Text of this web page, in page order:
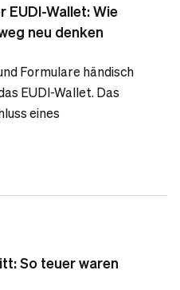
Wallet: Wie
neu denken
Formulare händisch
EUDI-Wallet. Das
eines
So teuer waren